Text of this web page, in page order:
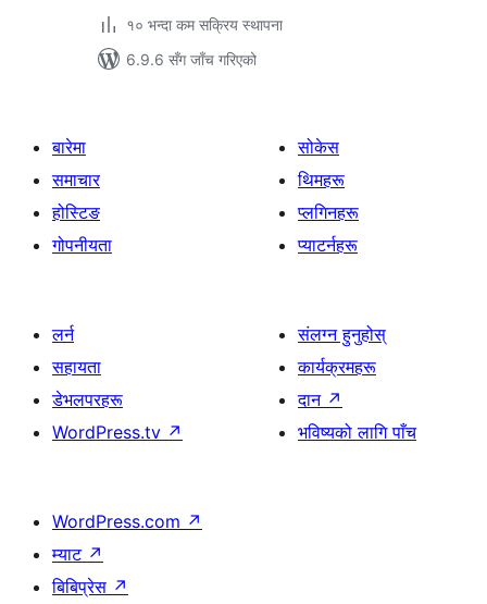
१० भन्दा कम सक्रिय स्थापना
6.9.6 सँग जाँच गरिएको
बारेमा
समाचार
होस्टिङ
गोपनीयता
सोकेस
थिमहरू
प्लगिनहरू
प्याटर्नहरू
लर्न
सहायता
डेभलपरहरू
WordPress.tv ↗
संलग्न हुनुहोस्
कार्यक्रमहरू
दान ↗
भविष्यको लागि पाँच
WordPress.com ↗
म्याट ↗
बिबिप्रेस ↗